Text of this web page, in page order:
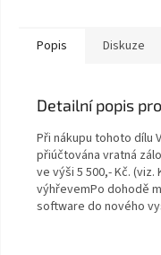
Popis Diskuze
Detailní popis
Při nákupu tohoto dílu
přiúčtována vratná
ve výši 5 500,- Kč. (viz.
výhřevemPo dohodě
software do nového